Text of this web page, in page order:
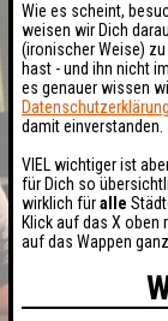
Wie es scheint,
weisen wir Dich
(ironischer Weise) zu
hast - und ihn nicht
es genauer wissen
Datenschutzerklärung
damit einverstanden.
VIEL wichtiger ist
für Dich so
wirklich füralle
Klick auf das X oben
auf das Wappen